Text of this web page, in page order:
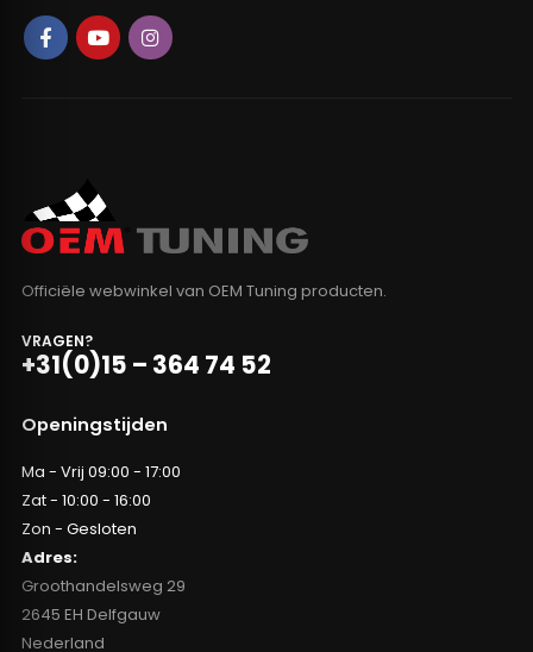
Officiële webwinkel van OEM Tuning producten.
VRAGEN?
+31(0)15 – 364 74 52
Openingstijden
Ma - Vrij 09:00 - 17:00
Zat - 10:00 - 16:00
Zon - Gesloten
Adres:
Groothandelsweg 29
2645 EH Delfgauw
Nederland